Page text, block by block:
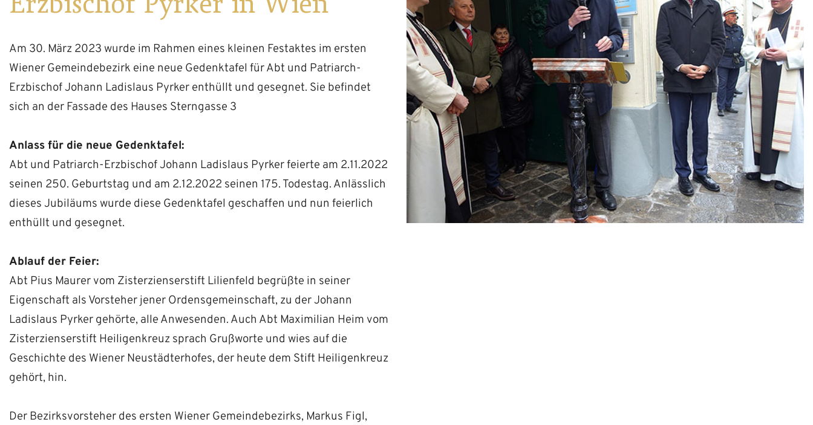
Am 30. März 2023 wurde im Rahmen eines kleinen Festaktes im ersten
Wiener Gemeindebezirk eine neue Gedenktafel für Abt und Patriarch-
Erzbischof Johann Ladislaus Pyrker enthüllt und gesegnet. Sie befindet
sich an der Fassade des Hauses Sterngasse 3
Anlass für die neue Gedenktafel:
Abt und Patriarch-Erzbischof Johann Ladislaus Pyrker feierte am 2.11.2022
seinen 250. Geburtstag und am 2.12.2022 seinen 175. Todestag. Anlässlich
dieses Jubiläums wurde diese Gedenktafel geschaffen und nun feierlich
enthüllt und gesegnet.
Ablauf der Feier:
Abt Pius Maurer vom Zisterzienserstift Lilienfeld begrüßte in seiner
Eigenschaft als Vorsteher jener Ordensgemeinschaft, zu der Johann
Ladislaus Pyrker gehörte, alle Anwesenden. Auch Abt Maximilian Heim vom
Zisterzienserstift Heiligenkreuz sprach Grußworte und wies auf die
Geschichte des Wiener Neustädterhofes, der heute dem Stift Heiligenkreuz
gehört, hin.
Der Bezirksvorsteher des ersten Wiener Gemeindebezirks, Markus Figl,